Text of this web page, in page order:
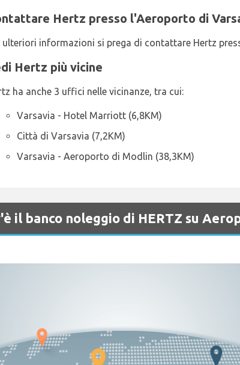
Hertz presso l'Aeroporto di
ulteriori informazioni si prega di contattare Hertz
Hertz più vicine
ha anche 3 uffici nelle vicinanze, tra cui:
Varsavia - Hotel Marriott (6,8KM)
Città di Varsavia (7,2KM)
Varsavia - Aeroporto di Modlin (38,3KM)
il banco noleggio di HERTZ su